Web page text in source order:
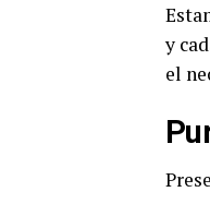
y
el